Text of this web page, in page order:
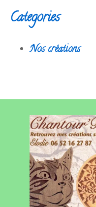
Categories
Nos créations